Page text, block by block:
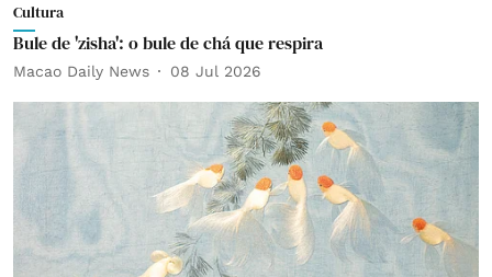
Cultura
Bule de 'zisha': o bule de chá que respira
Macao Daily News 08 Jul 2026